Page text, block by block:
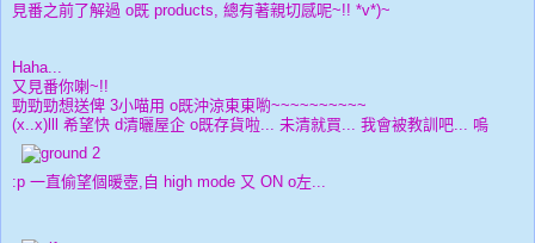
見番之前了解過 o既 products, 總有著親切感呢~!! *v*)~
Haha...
又見番你喇~!!
勁勁勁想送俾 3小喵用 o既沖涼東東喲~~~~~~~~~~
(x..x)lll 希望快 d清曬屋企 o既存貨啦... 未清就買... 我會被教訓吧... 嗚
:p 一直偷望個暖壺,自 high mode 又 ON o左...